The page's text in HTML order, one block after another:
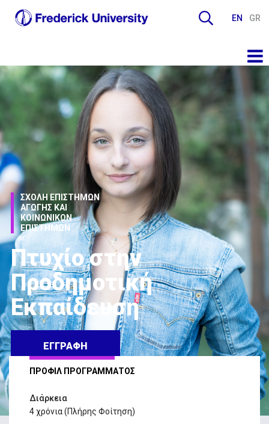
EN GR
ΣΧΟΛΗ ΕΠΙΣΤΗΜΩΝ
ΑΓΩΓΗΣ ΚΑΙ
ΚΟΙΝΩΝΙΚΩΝ
ΕΠΙΣΤΗΜΩΝ
Πτυχίο στην
Προδημοτική
Εκπαίδευση
ΕΓΓΡΑΦΗ
ΠΡΟΦΙΛ ΠΡΟΓΡΑΜΜΑΤΟΣ
Διάρκεια
4 χρόνια (Πλήρης Φοίτηση)